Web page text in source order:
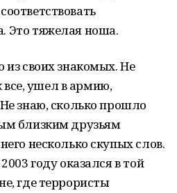
Это тяжелая ноша.
из своих знакомых. Не
все, ушел в армию,
знаю, сколько прошло
близким друзьям
несколько скупых слов.
году оказался в той
где террористы